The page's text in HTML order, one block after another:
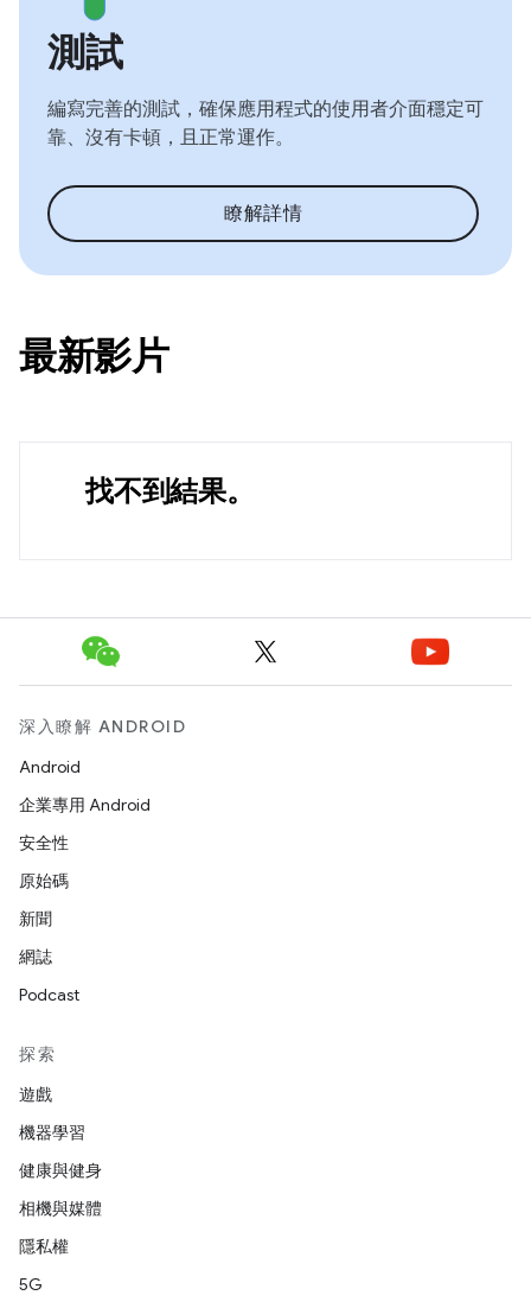
測試
編寫完善的測試，確保應用程式的使用者介面穩定可
靠、沒有卡頓，且正常運作。
瞭解詳情
最新影片
找不到結果。
深入瞭解 ANDROID
Android
企業專用 Android
安全性
原始碼
新聞
網誌
Podcast
探索
遊戲
機器學習
健康與健身
相機與媒體
隱私權
5G